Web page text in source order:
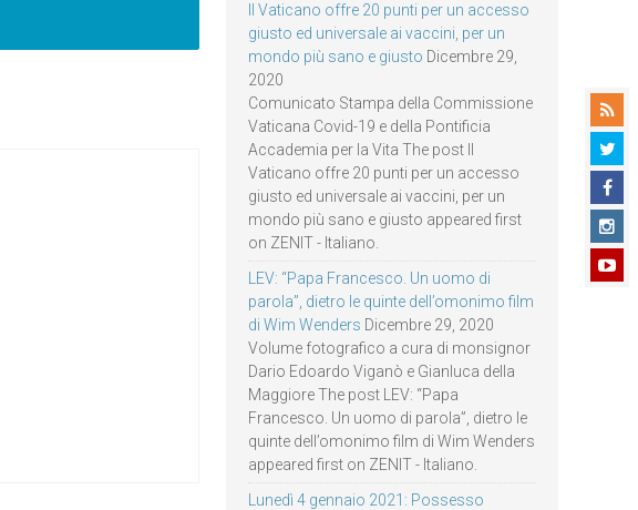
Il Vaticano offre 20 punti per un accesso
giusto ed universale ai vaccini, per un
mondo più sano e giusto Dicembre 29,
2020
Comunicato Stampa della Commissione
Vaticana Covid-19 e della Pontificia
Accademia per la Vita The post Il
Vaticano offre 20 punti per un accesso
giusto ed universale ai vaccini, per un
mondo più sano e giusto appeared first
on ZENIT - Italiano.
LEV: “Papa Francesco. Un uomo di
parola”, dietro le quinte dell’omonimo film
di Wim Wenders Dicembre 29, 2020
Volume fotografico a cura di monsignor
Dario Edoardo Viganò e Gianluca della
Maggiore The post LEV: “Papa
Francesco. Un uomo di parola”, dietro le
quinte dell’omonimo film di Wim Wenders
appeared first on ZENIT - Italiano.
Lunedì 4 gennaio 2021: Possesso